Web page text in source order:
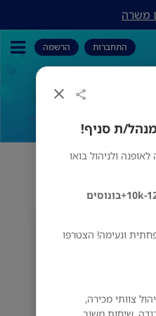
ולניהול בואו
10k-12k+בונוסים
ונעימה! הצטרפו
צוותי מכירה,
משרה
התחברות הרשמה